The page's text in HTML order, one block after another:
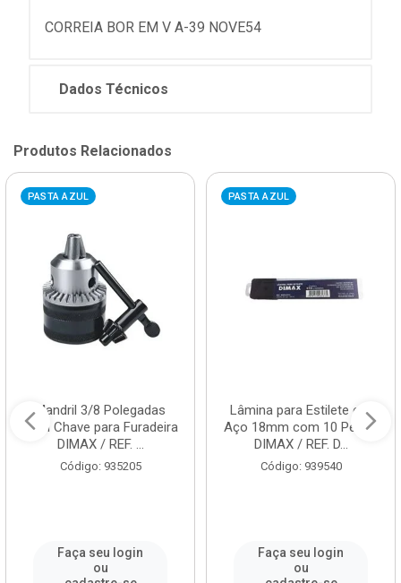
CORREIA BOR EM V A-39 NOVE54
Dados Técnicos
Produtos Relacionados
PASTA AZUL
Mandril 3/8 Polegadas
com Chave para Furadeira
DIMAX / REF. ...
Código: 935205
Faça seu login
ou
PASTA AZUL
Lâmina para Estilete em
Aço 18mm com 10 Peças
DIMAX / REF. D...
Código: 939540
Faça seu login
ou